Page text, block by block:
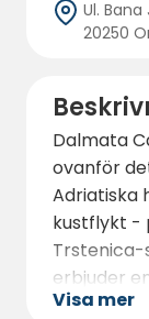
Ul.
20250
Dalmata
ovanför
Adriatiska
kustflykt -
Trstenica-
erbjuder
du kan
Visa mer